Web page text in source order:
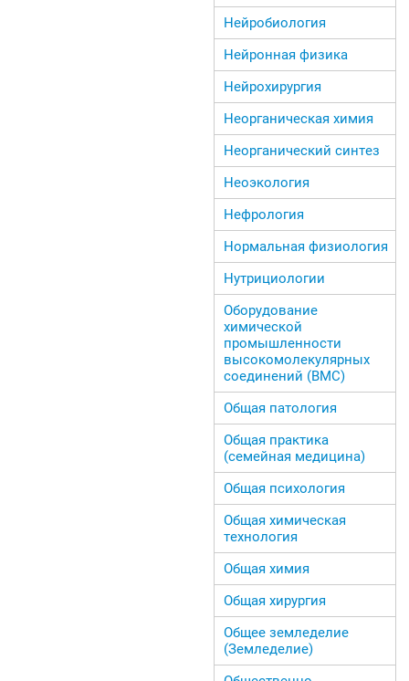
Нейробиология
Нейронная физика
Нейрохирургия
Неорганическая химия
Неорганический синтез
Неоэкология
Нефрология
Нормальная физиология
Нутрициологии
Оборудование
химической
промышленности
высокомолекулярных
соединений (ВМС)
Общая патология
Общая практика
(семейная медицина)
Общая психология
Общая химическая
технология
Общая химия
Общая хирургия
Общее земледелие
(Земледелие)